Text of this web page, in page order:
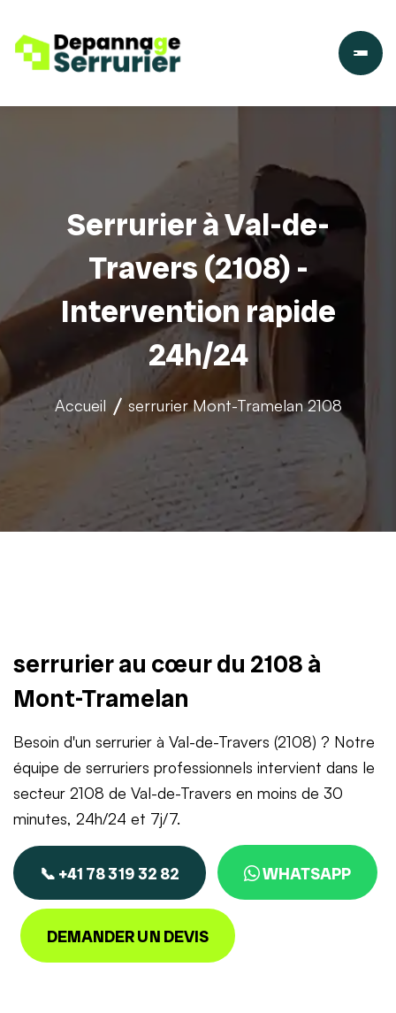
Serrurier à Val-de-
Travers (2108) -
Intervention rapide
24h/24
Accueil serrurier Mont-Tramelan 2108
serrurier au cœur du 2108 à
Mont-Tramelan
Besoin d'un serrurier à Val-de-Travers (2108) ? Notre
équipe de serruriers professionnels intervient dans le
secteur 2108 de Val-de-Travers en moins de 30
minutes, 24h/24 et 7j/7.
📞 +41 78 319 32 82 WHATSAPP
DEMANDER UN DEVIS